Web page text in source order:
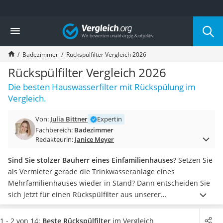
Die beliebtesten Vergleiche nach Kategorie
Wohnen
Matratzen-Topper
Matratzen
Konferenzlautsprecher
Tageslichtlampe
Badlüfter
Ergonomischer Bürostuhl
Außenleuchte mit Kamera
Ozongeneratoren
Konferenzmikrofon
Klappmatratze
Duschkopf mit Kalkfilter
Aktenvernichter Sicherheitsstufe 4
Bettgitter
Spannbettlaken
Vergleich
Badezimmer Rückspülfilter Vergleich 2026
Rückspülfilter Vergleich 2026
Die besten Hauswasserfilter mit Rückspülung im
Vergleich.
Von: Julia Bittner
Expertin
Fachbereich: Badezimmer
Redakteurin: Janice Meyer
Sind Sie stolzer Bauherr eines Einfamilienhauses? Setzen Sie
als Vermieter gerade die Trinkwasseranlage eines
Mehrfamilienhauses wieder in Stand? Dann entscheiden Sie
sich jetzt für einen Rückspülfilter aus unserer
Vergleichstabelle. Rückspülfilter sindHauswasserfilter mit
fest verbautem Filterelement, das regelmäßig gespült
1 - 2 von 14: Beste Rückspülfilter im Vergleich